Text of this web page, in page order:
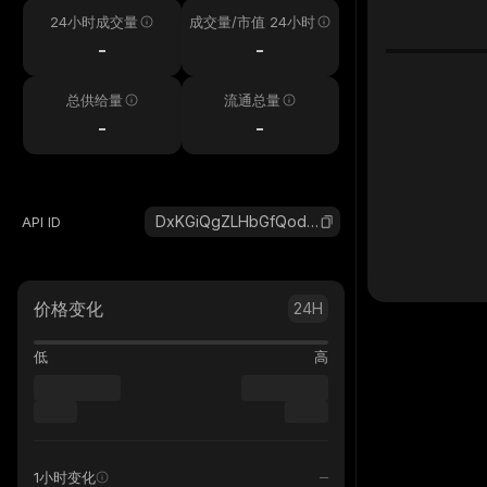
24小时成交量
-
成交量/市值 24小时
-
总供给量
-
流通总量
-
API ID DxKGiQgZLHbGfQodAfCQfGgZWLRpjt79YTNL6roocQwM_solana
价格变化 24H
低 高
1小时变化